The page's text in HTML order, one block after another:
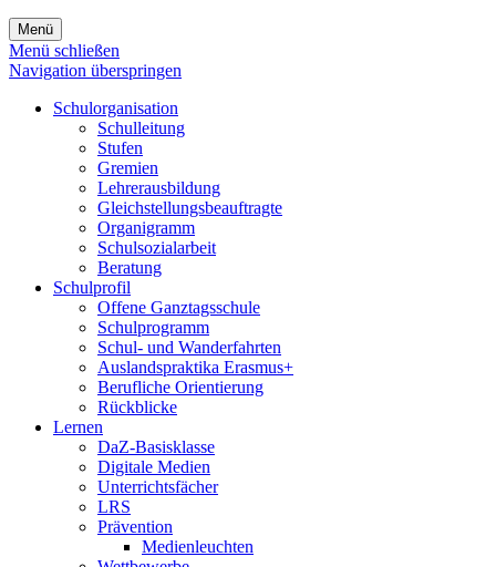
Menü
Menü schließen
Navigation überspringen
Schulorganisation
Schulleitung
Stufen
Gremien
Lehrerausbildung
Gleichstellungsbeauftragte
Organigramm
Schulsozialarbeit
Beratung
Schulprofil
Offene Ganztagsschule
Schulprogramm
Schul- und Wanderfahrten
Auslandspraktika Erasmus+
Berufliche Orientierung
Rückblicke
Lernen
DaZ-Basisklasse
Digitale Medien
Unterrichtsfächer
LRS
Prävention
Medienleuchten